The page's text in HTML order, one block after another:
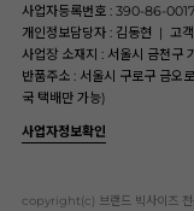
사업자등록번호 : 390-86-
개인정보담당자 : 김동현 | 고
사업장 소재지 : 서울시 금천구
반품주소 : 서울시 구로구 금오
국 택배만 가능)
사업자정보확인
copyright(c) 브랜드 빅사이즈 전